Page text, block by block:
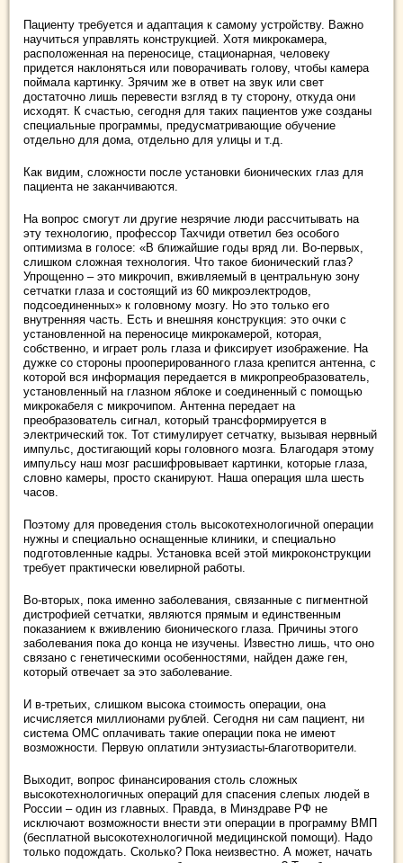
Пациенту требуется и адаптация к самому устройству. Важно
научиться управлять конструкцией. Хотя микрокамера,
расположенная на переносице, стационарная, человеку
придется наклоняться или поворачивать голову, чтобы камера
поймала картинку. Зрячим же в ответ на звук или свет
достаточно лишь перевести взгляд в ту сторону, откуда они
исходят. К счастью, сегодня для таких пациентов уже созданы
специальные программы, предусматривающие обучение
отдельно для дома, отдельно для улицы и т.д.
Как видим, сложности после установки бионических глаз для
пациента не заканчиваются.
На вопрос смогут ли другие незрячие люди рассчитывать на
эту технологию, профессор Тахчиди ответил без особого
оптимизма в голосе: «В ближайшие годы вряд ли. Во-первых,
слишком сложная технология. Что такое бионический глаз?
Упрощенно – это микрочип, вживляемый в центральную зону
сетчатки глаза и состоящий из 60 микроэлектродов,
подсоединенных» к головному мозгу. Но это только его
внутренняя часть. Есть и внешняя конструкция: это очки с
установленной на переносице микрокамерой, которая,
собственно, и играет роль глаза и фиксирует изображение. На
дужке со стороны прооперированного глаза крепится антенна, с
которой вся информация передается в микропреобразователь,
установленный на глазном яблоке и соединенный с помощью
микрокабеля с микрочипом. Антенна передает на
преобразователь сигнал, который трансформируется в
электрический ток. Тот стимулирует сетчатку, вызывая нервный
импульс, достигающий коры головного мозга. Благодаря этому
импульсу наш мозг расшифровывает картинки, которые глаза,
словно камеры, просто сканируют. Наша операция шла шесть
часов.
Поэтому для проведения столь высокотехнологичной операции
нужны и специально оснащенные клиники, и специально
подготовленные кадры. Установка всей этой микроконструкции
требует практически ювелирной работы.
Во-вторых, пока именно заболевания, связанные с пигментной
дистрофией сетчатки, являются прямым и единственным
показанием к вживлению бионического глаза. Причины этого
заболевания пока до конца не изучены. Известно лишь, что оно
связано с генетическими особенностями, найден даже ген,
который отвечает за это заболевание.
И в-третьих, слишком высока стоимость операции, она
исчисляется миллионами рублей. Сегодня ни сам пациент, ни
система ОМС оплачивать такие операции пока не имеют
возможности. Первую оплатили энтузиасты-благотворители.
Выходит, вопрос финансирования столь сложных
высокотехнологичных операций для спасения слепых людей в
России – один из главных. Правда, в Минздраве РФ не
исключают возможности внести эти операции в программу ВМП
(бесплатной высокотехнологичной медицинской помощи). Надо
только подождать. Сколько? Пока неизвестно. А может, начать